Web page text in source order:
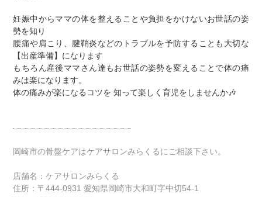
妊娠中からママの体を整えることや負担をかけないお世話の姿
勢を知り
腰痛や肩こり、腱鞘炎などのトラブルを予防することも大切な
【出産準備】になります
もちろん産後ママさん達もお世話の姿勢を変えることで体の痛
みは楽になります。
体の痛みが楽になるコツを 知って楽しく育児をしませんか🎶
岡崎市の骨盤ケアはケアサロンみらくるにご相談下さい。
店舗名：ケアサロンみらくる
住所：〒444-0931 愛知県岡崎市大和町字中切54-1